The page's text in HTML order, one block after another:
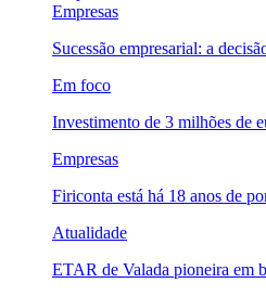
Empresas
Sucessão empresarial: a
Em foco
Investimento de 3 milhões de
Empresas
Firiconta está há 18 anos de
Atualidade
ETAR de Valada pioneira em